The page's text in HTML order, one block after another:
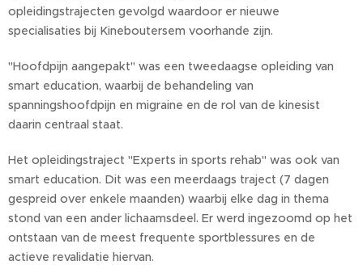
opleidingstrajecten gevolgd waardoor er nieuwe
specialisaties bij Kineboutersem voorhande zijn.
"Hoofdpijn aangepakt" was een tweedaagse opleiding van
smart education, waarbij de behandeling van
spanningshoofdpijn en migraine en de rol van de kinesist
daarin centraal staat.
Het opleidingstraject "Experts in sports rehab" was ook van
smart education. Dit was een meerdaags traject (7 dagen
gespreid over enkele maanden) waarbij elke dag in thema
stond van een ander lichaamsdeel. Er werd ingezoomd op het
ontstaan van de meest frequente sportblessures en de
actieve revalidatie hiervan.